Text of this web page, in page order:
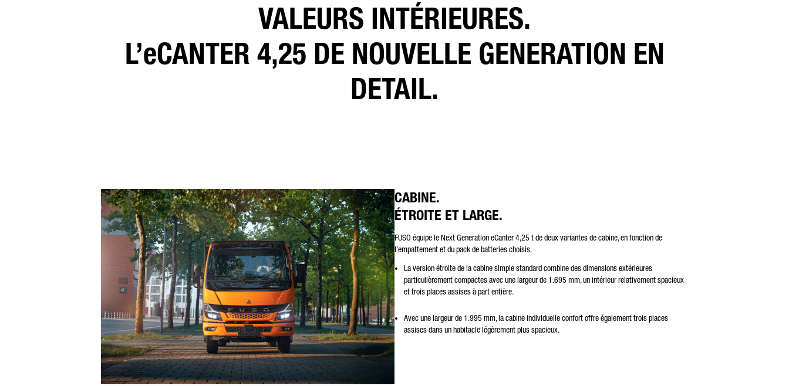
VALEURS INTÉRIEURES.
L’eCANTER 4,25 DE NOUVELLE GENERATION EN
DETAIL.
CABINE.
ÉTROITE ET LARGE.
FUSO équipe le Next Generation eCanter 4,25 t de deux variantes de cabine, en fonction de
l’empattement et du pack de batteries choisis.
La version étroite de la cabine simple standard combine des dimensions extérieures
particulièrement compactes avec une largeur de 1.695 mm, un intérieur relativement spacieux
et trois places assises à part entière.
Avec une largeur de 1.995 mm, la cabine individuelle confort offre également trois places
assises dans un habitacle légèrement plus spacieux.